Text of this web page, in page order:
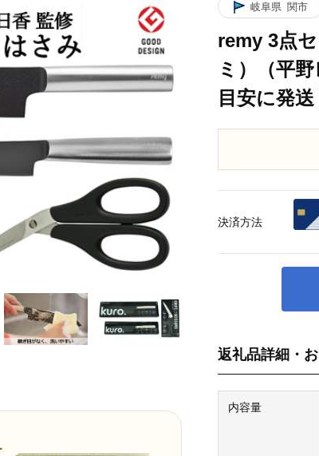
岐阜県 関市
remy 3点
ミ）（平
目安に発
返礼品詳細・
内容量
決済方法